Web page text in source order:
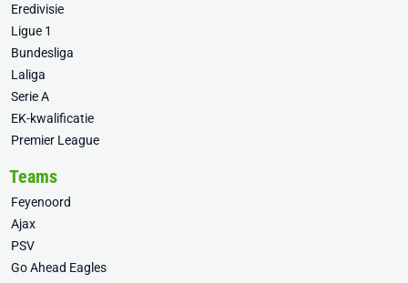
Eredivisie
Ligue 1
Bundesliga
Laliga
Serie A
EK-kwalificatie
Premier League
Teams
Feyenoord
Ajax
PSV
Go Ahead Eagles